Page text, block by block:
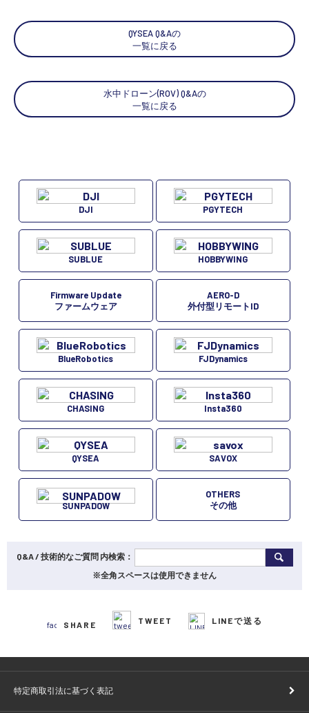
QYSEA Q&Aの
一覧に戻る
水中ドローン(ROV) Q&Aの
一覧に戻る
DJI PGYTECH
SUBLUE HOBBYWING
Firmware Update
ファームウェア
AERO-D
外付型リモートID
BlueRobotics FJDynamics
CHASING Insta360
QYSEA SAVOX
SUNPADOW
OTHERS
その他
Q&A / 技術的なご質問 内検索：
※全角スペースは使用できません
SHARE TWEET LINEで送る
特定商取引法に基づく表記